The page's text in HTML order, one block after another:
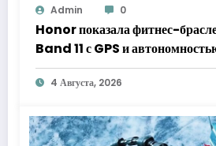
Admin 0
Honor показала фитнес-
Band 11 с GPS и
4 Августа, 2026